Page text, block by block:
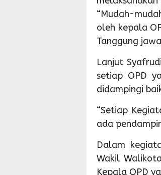
“Mudah-
oleh kepala
Tanggung
Lanjut
setiap OPD
didampingi
“Setiap
ada
Dalam
Wakil
Kepala OPD